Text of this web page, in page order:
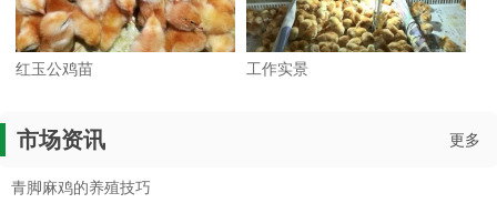
红玉公鸡苗 工作实景
市场资讯 更多
青脚麻鸡的养殖技巧